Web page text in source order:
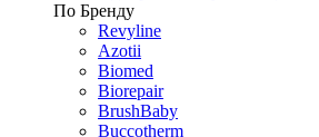
По Бренду
Revyline
Azotii
Biomed
Biorepair
BrushBaby
Buccotherm